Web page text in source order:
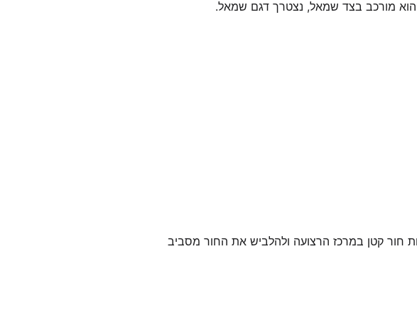
והוא מורכב בצד שמאל, נצטרך דגם שמאל.
חור קטן במרכז הרצועה ולהלביש את החור מסביב